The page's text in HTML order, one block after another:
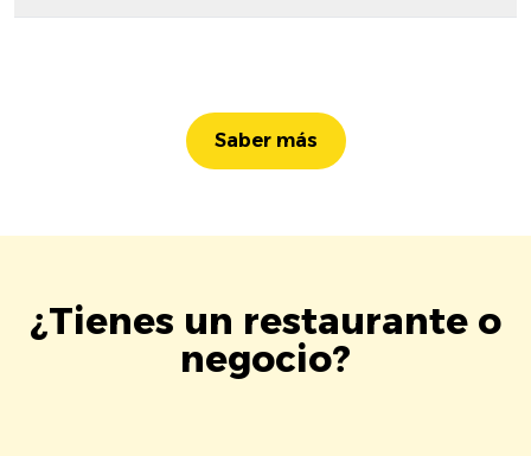
Saber más
¿Tienes un restaurante o
negocio?